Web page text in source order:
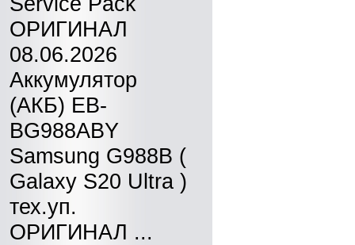
ОРИГИНАЛ
08.06.2026
Аккумулятор
(АКБ) EB-
BG988ABY
Samsung G988B (
Galaxy S20 Ultra )
тех.уп.
ОРИГИНАЛ ...